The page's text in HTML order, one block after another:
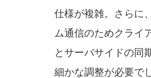
仕様が複雑。さらに
ム通信のためクライ
とサーバサイドの同
細かな調整が必要で